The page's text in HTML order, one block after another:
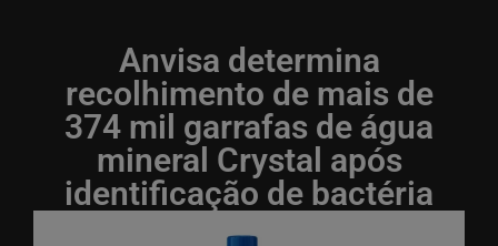
Anvisa determina
recolhimento de mais de
374 mil garrafas de água
mineral Crystal após
identificação de bactéria